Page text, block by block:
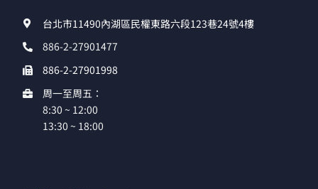
台北市11490內湖區民權東路六段123巷24號4樓
886-2-27901477
886-2-27901998
周一至周五：
8:30 ~ 12:00
13:30 ~ 18:00